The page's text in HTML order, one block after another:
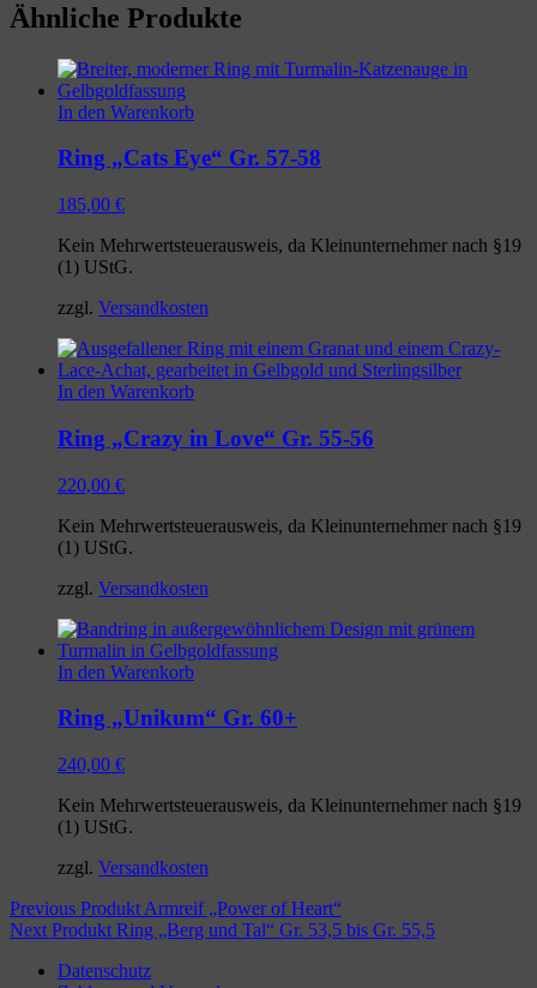
Ähnliche Produkte
In den Warenkorb
Ring „Cats Eye“ Gr. 57-58
185,00 €
Kein Mehrwertsteuerausweis, da Kleinunternehmer nach §19
(1) UStG.
zzgl. Versandkosten
In den Warenkorb
Ring „Crazy in Love“ Gr. 55-56
220,00 €
Kein Mehrwertsteuerausweis, da Kleinunternehmer nach §19
(1) UStG.
zzgl. Versandkosten
In den Warenkorb
Ring „Unikum“ Gr. 60+
240,00 €
Kein Mehrwertsteuerausweis, da Kleinunternehmer nach §19
(1) UStG.
zzgl. Versandkosten
Beitragsnavigation
Previous Produkt Armreif „Power of Heart“
Next Produkt Ring „Berg und Tal“ Gr. 53,5 bis Gr. 55,5
Datenschutz